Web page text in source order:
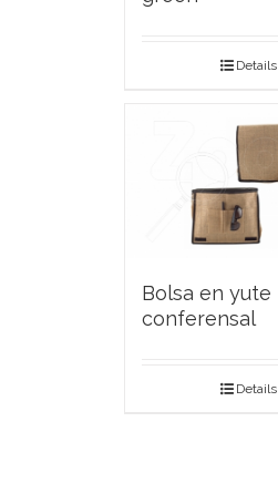
Details
Bolsa en yute
conferensal
Details